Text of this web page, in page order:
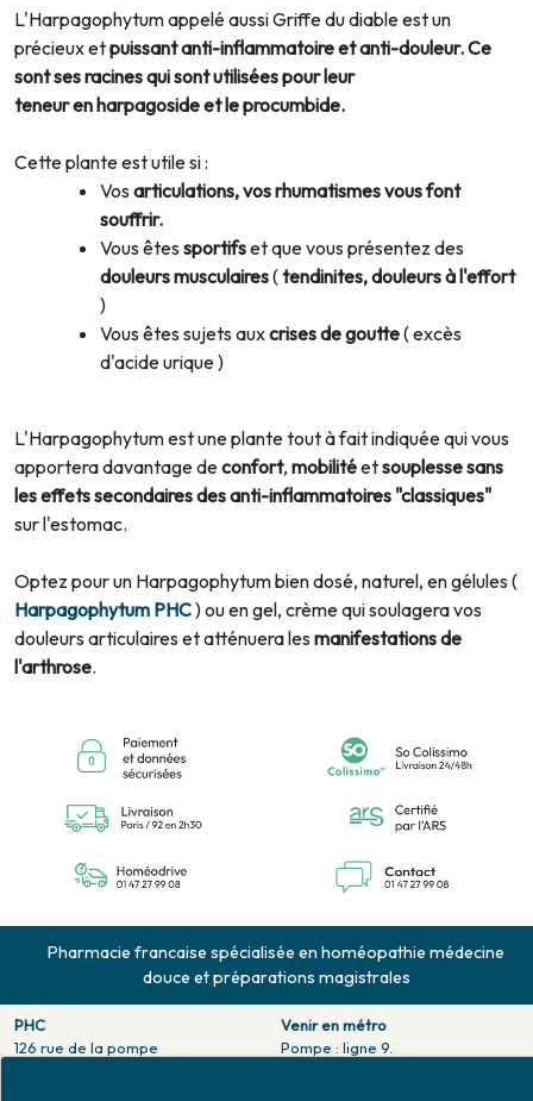
L'Harpagophytum appelé aussi Griffe du diable est un
précieux etpuissant anti-inflammatoire et anti-douleur. Ce
sont ses racines qui sont utilisées pour leur
teneur enharpagoside et le procumbide.
Cette plante est utile si :
Vos articulations, vos rhumatismes vous font
souffrir.
Vous êtes sportifset que vous présentez des
douleurs musculaires(tendinites, douleurs à l'effort
)
Vous êtes sujets auxcrises de goutte( excès
d'acide urique )
L'Harpagophytum est une plante tout à fait indiquée qui vous
apportera davantage deconfort, mobilitéetsouplesse sans
les effets secondaires des anti-inflammatoires "classiques"
sur l'estomac.
Optez pour un Harpagophytum bien dosé, naturel, en gélules (
Harpagophytum PHC) ou en gel, crème qui soulagera vos
douleurs articulaires et atténuera les manifestations de
l'arthrose.
Pharmacie francaise spécialisée en homéopathie médecine
douce et préparations magistrales
PHC
126 rue de la pompe
Venir en métro
Pompe : ligne 9.